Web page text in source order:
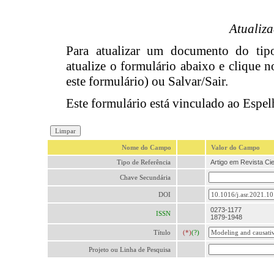
Para atualizar um documento do
atualize o formulário abaixo e clique
este formulário) ou Salvar/Sair.
Este formulário está vinculado ao
Nome do Campo
Valor do Campo
Tipo de Referência
Artigo em Revista
Chave Secundária
DOI
ISSN
0273-1177
1879-1948
Título (*)(?)
Projeto ou Linha de Pesquisa